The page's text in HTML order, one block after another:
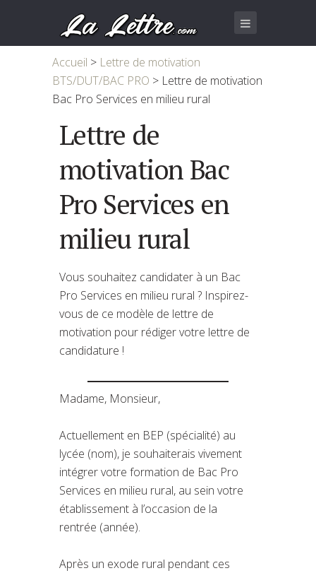
Accueil > Lettre de motivation
BTS/DUT/BAC PRO > Lettre de motivation
Bac Pro Services en milieu rural
Lettre de
motivation Bac
Pro Services en
milieu rural
Vous souhaitez candidater à un Bac
Pro Services en milieu rural ? Inspirez-
vous de ce modèle de lettre de
motivation pour rédiger votre lettre de
candidature !
Madame, Monsieur,
Actuellement en BEP (spécialité) au
lycée (nom), je souhaiterais vivement
intégrer votre formation de Bac Pro
Services en milieu rural, au sein votre
établissement à l’occasion de la
rentrée (année).
Après un exode rural pendant ces